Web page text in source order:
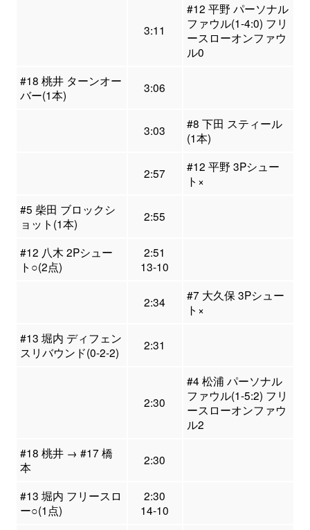
3:11
#12 平野 パーソナル
ファウル(1-4:0) フリ
ースローオンファウ
ル0
#18 桃井 ターンオー
バー(1本)
3:06
3:03
#8 下田 スティール
(1本)
2:57
#12 平野 3Pシュー
ト×
#5 柴田 ブロックシ
ョット(1本)
2:55
#12 八木 2Pシュー
ト○(2点)
2:51
13-10
2:34
#7 大久保 3Pシュー
ト×
#13 堀内 ディフェン
スリバウンド(0-2-2)
2:31
2:30
#4 松浦 パーソナル
ファウル(1-5:2) フリ
ースローオンファウ
ル2
#18 桃井 → #17 橋
本
2:30
#13 堀内 フリースロ
ー○(1点)
2:30
14-10